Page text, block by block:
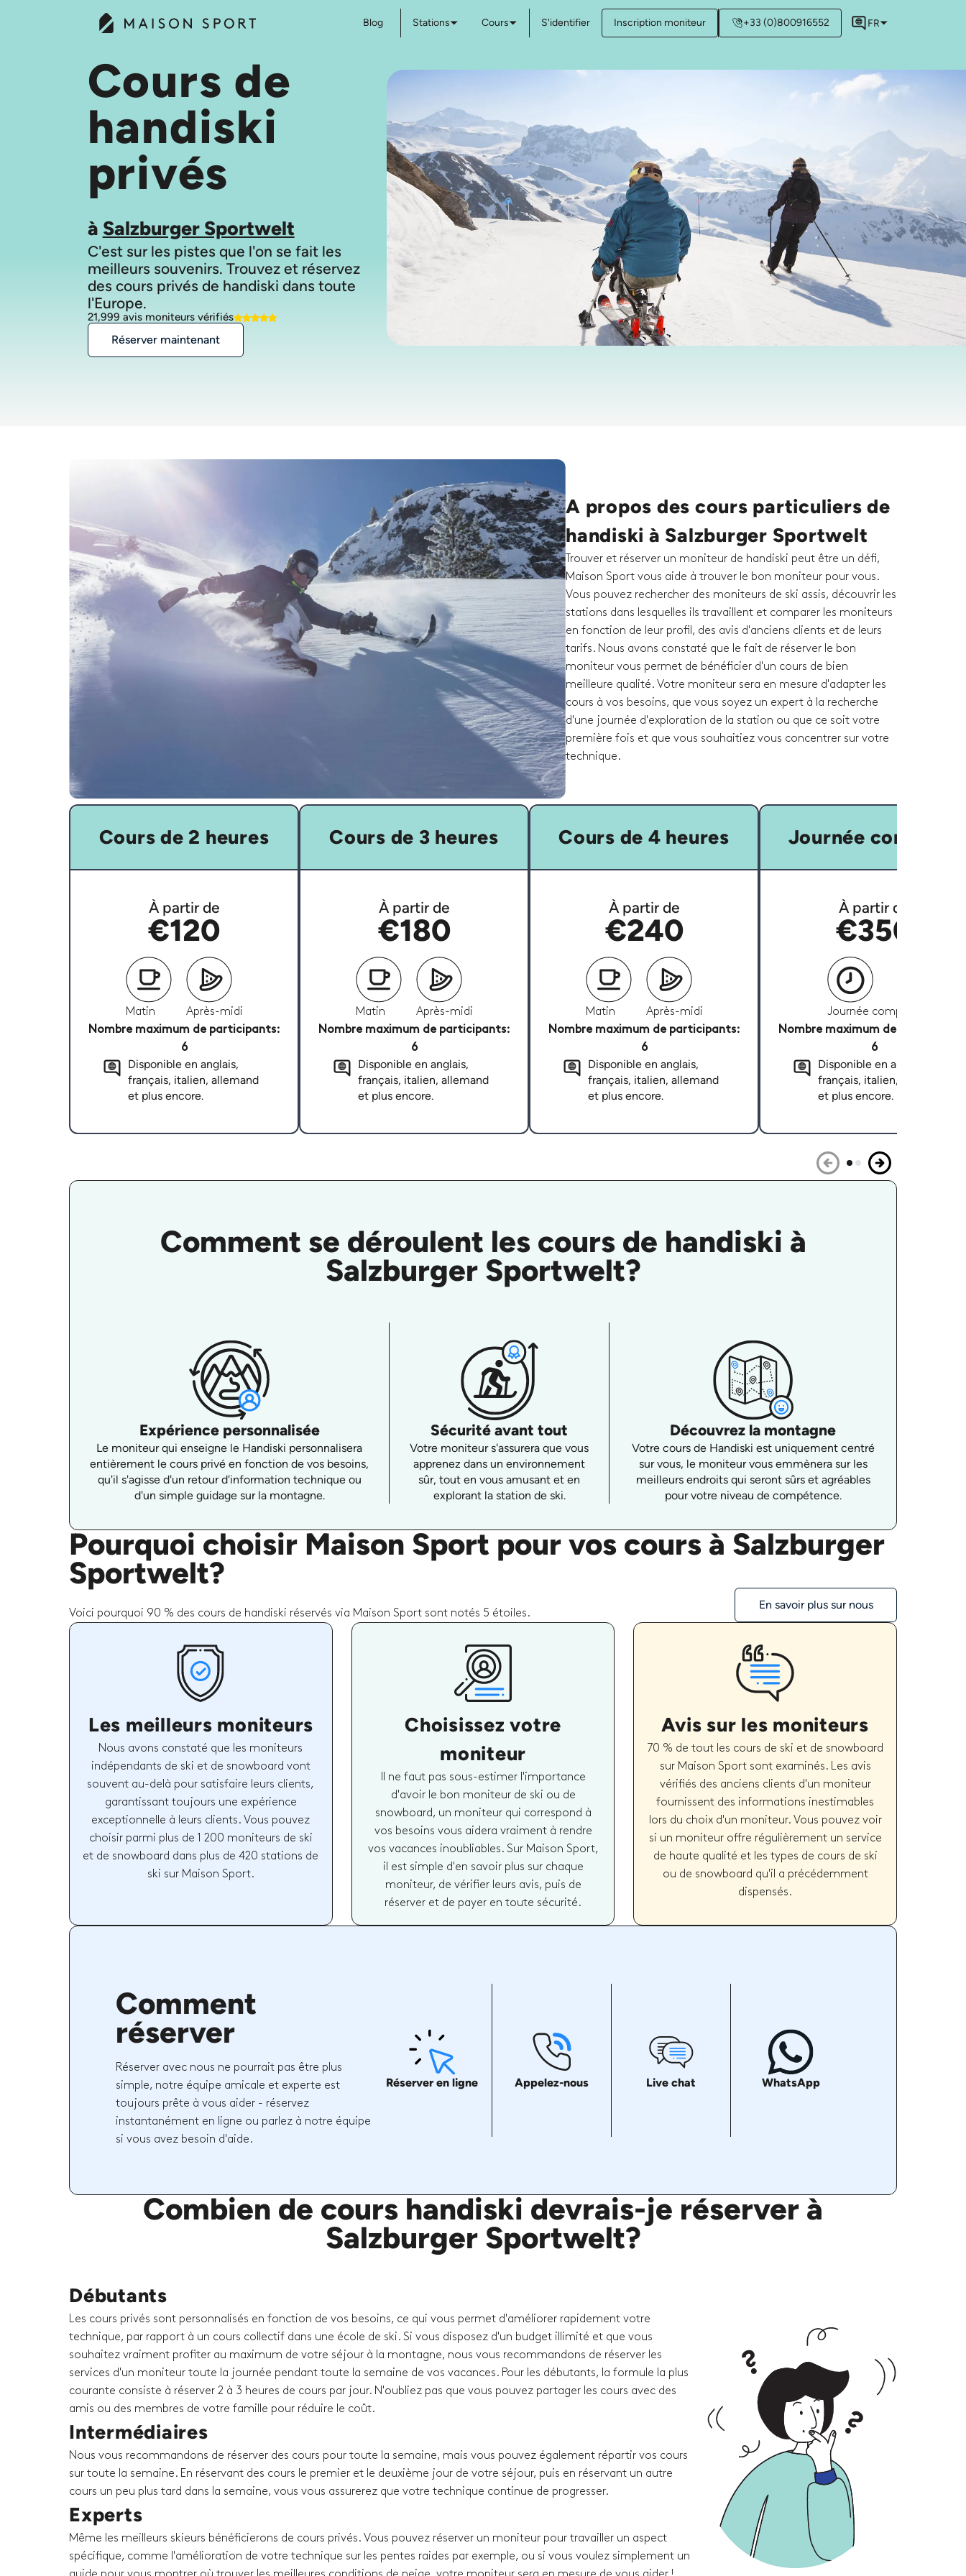
Blog Stations Cours S'identifier Inscription moniteur +33 (0)800916552 FR
Cours de
handiski
privés
à Salzburger Sportwelt
C'est sur les pistes que l'on se fait les
meilleurs souvenirs. Trouvez et réservez
des cours privés de handiski dans toute
21,999 avis moniteurs vérifiés
Réserver maintenant
A propos des cours particuliers de
handiski à Salzburger Sportwelt
Trouver et réserver un moniteur de handiski peut être un défi,
Maison Sport vous aide à trouver le bon moniteur pour vous.
Vous pouvez rechercher des moniteurs de ski assis, découvrir les
stations dans lesquelles ils travaillent et comparer les moniteurs
en fonction de leur profil, des avis d'anciens clients et de leurs
tarifs. Nous avons constaté que le fait de réserver le bon
moniteur vous permet de bénéficier d'un cours de bien
meilleure qualité. Votre moniteur sera en mesure d'adapter les
cours à vos besoins, que vous soyez un expert à la recherche
d'une journée d'exploration de la station ou que ce soit votre
première fois et que vous souhaitiez vous concentrer sur votre
technique.
Cours de 2 heures
À partir de
€120
Matin
Après-midi
Nombre maximum de participants:
6
Disponible en anglais,
français, italien, allemand
et plus encore.
Cours de 3 heures
À partir de
€180
Matin
Après-midi
Nombre maximum de participants:
6
Disponible en anglais,
français, italien, allemand
et plus encore.
Cours de 4 heures
À partir de
€240
Matin
Après-midi
Nombre maximum de participants:
6
Disponible en anglais,
français, italien, allemand
et plus encore.
Journée complète
À partir de
€350
Journée complète
Nombre maximum de
6
Disponible en anglais,
français, italien, allemand
et plus encore.
Comment se déroulent les cours de handiski à
Salzburger Sportwelt?
Expérience personnalisée
Le moniteur qui enseigne le Handiski personnalisera
entièrement le cours privé en fonction de vos besoins,
qu'il s'agisse d'un retour d'information technique ou
d'un simple guidage sur la montagne.
Sécurité avant tout
Votre moniteur s'assurera que vous
apprenez dans un environnement
sûr, tout en vous amusant et en
explorant la station de ski.
Découvrez la montagne
Votre cours de Handiski est uniquement centré
sur vous, le moniteur vous emmènera sur les
meilleurs endroits qui seront sûrs et agréables
pour votre niveau de compétence.
Pourquoi choisir Maison Sport pour vos cours à Salzburger
Sportwelt?
Voici pourquoi 90 % des cours de handiski réservés via Maison Sport sont notés 5 étoiles.
En savoir plus sur nous
Les meilleurs moniteurs
Nous avons constaté que les moniteurs
indépendants de ski et de snowboard vont
souvent au-delà pour satisfaire leurs clients,
garantissant toujours une expérience
exceptionnelle à leurs clients. Vous pouvez
choisir parmi plus de 1 200 moniteurs de ski
et de snowboard dans plus de 420 stations de
ski sur Maison Sport.
Choisissez votre
moniteur
Il ne faut pas sous-estimer l'importance
d'avoir le bon moniteur de ski ou de
snowboard, un moniteur qui correspond à
vos besoins vous aidera vraiment à rendre
vos vacances inoubliables. Sur Maison Sport,
il est simple d'en savoir plus sur chaque
moniteur, de vérifier leurs avis, puis de
réserver et de payer en toute sécurité.
Avis sur les moniteurs
70 % de tout les cours de ski et de snowboard
sur Maison Sport sont examinés. Les avis
vérifiés des anciens clients d'un moniteur
fournissent des informations inestimables
lors du choix d'un moniteur. Vous pouvez voir
si un moniteur offre régulièrement un service
de haute qualité et les types de cours de ski
ou de snowboard qu'il a précédemment
dispensés.
Comment
réserver
Réserver avec nous ne pourrait pas être plus
simple, notre équipe amicale et experte est
toujours prête à vous aider - réservez
instantanément en ligne ou parlez à notre équipe
si vous avez besoin d'aide.
Réserver en ligne Appelez-nous Live chat WhatsApp
Combien de cours handiski devrais-je réserver à
Salzburger Sportwelt?
Débutants
Les cours privés sont personnalisés en fonction de vos besoins, ce qui vous permet d'améliorer rapidement votre
technique, par rapport à un cours collectif dans une école de ski. Si vous disposez d'un budget illimité et que vous
souhaitez vraiment profiter au maximum de votre séjour à la montagne, nous vous recommandons de réserver les
services d'un moniteur toute la journée pendant toute la semaine de vos vacances. Pour les débutants, la formule la plus
courante consiste à réserver 2 à 3 heures de cours par jour. N'oubliez pas que vous pouvez partager les cours avec des
amis ou des membres de votre famille pour réduire le coût.
Intermédiaires
Nous vous recommandons de réserver des cours pour toute la semaine, mais vous pouvez également répartir vos cours
sur toute la semaine. En réservant des cours le premier et le deuxième jour de votre séjour, puis en réservant un autre
cours un peu plus tard dans la semaine, vous vous assurerez que votre technique continue de progresser.
Experts
Même les meilleurs skieurs bénéficierons de cours privés. Vous pouvez réserver un moniteur pour travailler un aspect
spécifique, comme l'amélioration de votre technique sur les pentes raides par exemple, ou si vous voulez simplement un